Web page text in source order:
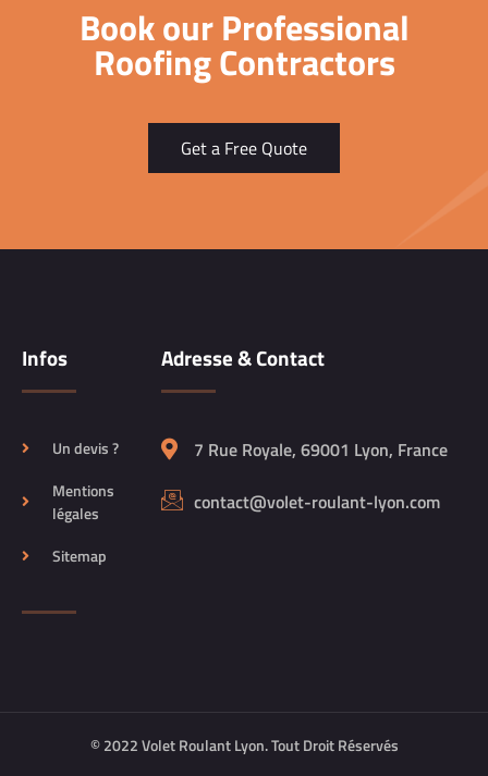
Book our Professional
Roofing Contractors
Get a Free Quote
Infos
Un devis ?
Mentions
légales
Sitemap
Adresse & Contact
7 Rue Royale, 69001 Lyon, France
contact@volet-roulant-lyon.com
© 2022 Volet Roulant Lyon. Tout Droit Réservés